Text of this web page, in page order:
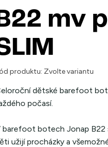
mv
produktu: Zvolte variantu
dětské barefoot
počasí.
barefoot botech Jonap B22
užijí procházky a